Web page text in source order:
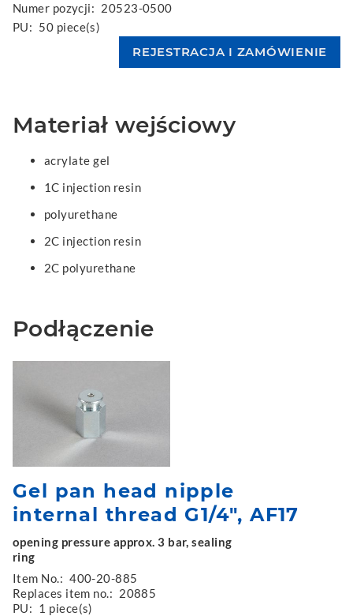
Numer pozycji: 20523-0500
PU: 50 piece(s)
Materiał wejściowy
acrylate gel
1C injection resin
polyurethane
2C injection resin
2C polyurethane
Podłączenie
Gel pan head nipple
internal thread G1/4", AF17
opening pressure approx. 3 bar, sealing
ring
Item No.: 400-20-885
Replaces item no.: 20885
PU: 1 piece(s)